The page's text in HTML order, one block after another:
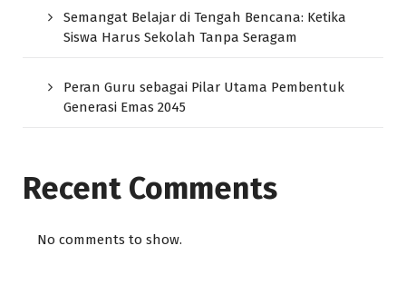
Semangat Belajar di Tengah Bencana: Ketika
Siswa Harus Sekolah Tanpa Seragam
Peran Guru sebagai Pilar Utama Pembentuk
Generasi Emas 2045
Recent Comments
No comments to show.